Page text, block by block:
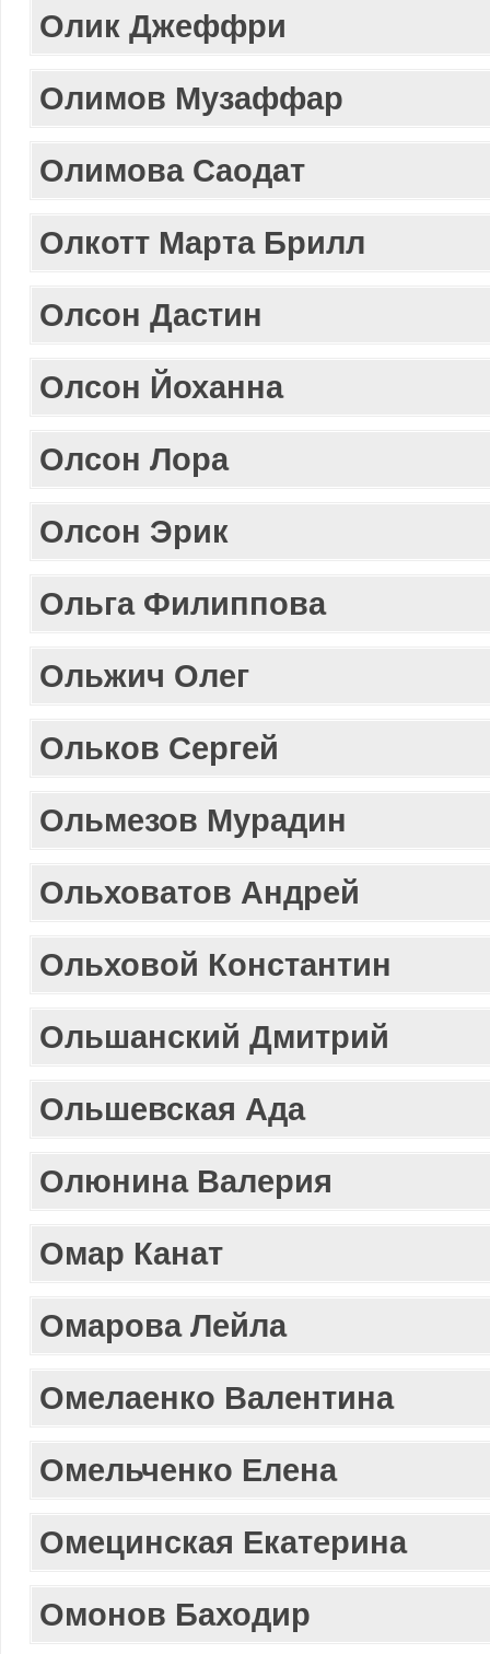
Олик Джеффри
Олимов Музаффар
Олимова Саодат
Олкотт Марта Брилл
Олсон Дастин
Олсон Йоханна
Олсон Лора
Олсон Эрик
Ольга Филиппова
Ольжич Олег
Ольков Сергей
Ольмезов Мурадин
Ольховатов Андрей
Ольховой Константин
Ольшанский Дмитрий
Ольшевская Ада
Олюнина Валерия
Омар Канат
Омарова Лейла
Омелаенко Валентина
Омельченко Елена
Омецинская Екатерина
Омонов Баходир